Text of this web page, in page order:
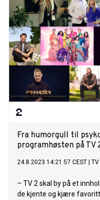
Fra humorgull til
programhøsten på TV
24.8.2023 14:21:57 CEST
– TV 2 skal by på et
de kjente og kjære